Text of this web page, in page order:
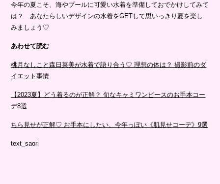
今年の夏こそ、海やプールに可愛い水着を準備しておでかけしてみて
は？ あなたらしいデザインの水着をGETして思いっきり夏を楽し
みましょう♡
あわせて読む
桃月なしこと森日菜美が水着で語り合う♡ 理想の体は？ 撮影前のダ
イエット事情
【2023夏】どう着るのが正解？ 旬なキャミワンピースのお手本コー
デ8選
ちら見せが正解♡ お手本にしたい、今年っぽい《肌見せコーデ》9選
text_saori